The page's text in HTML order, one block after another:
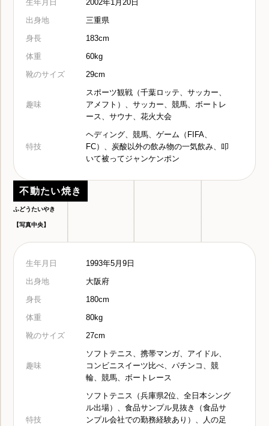
生年月日
2002年1月20日
出身地
三重県
身長
183cm
体重
60kg
靴のサイズ
29cm
趣味
スポーツ観戦（千葉ロッテ、サッカー、
アメフト）、サッカー、競馬、ボートレ
ース、サウナ、花火大会
特技
ヘディング、競馬、ゲーム（FIFA、
FC）、炭酸以外の飲み物の一気飲み、叩
いて被ってジャンケンポン
不動たい焼き
ふどうたいやき
【写真中央】
生年月日
1993年5月9日
出身地
大阪府
身長
180cm
体重
80kg
靴のサイズ
27cm
趣味
ソフトテニス、携帯マンガ、アイドル、
コンビニスイーツ比べ、パチンコ、競
輪、競馬、ボートレース
特技
ソフトテニス（兵庫県2位、全日本シング
ル出場）、食品サンプル見抜き（食品サ
ンプル会社での勤務経験あり）、人の足